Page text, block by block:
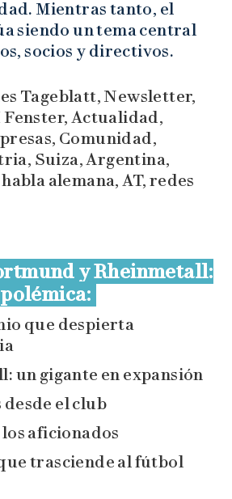
Mientras tanto, el
siendo un tema central
socios y directivos.
y Rheinmetall:
que despierta
un gigante en expansión
desde el club
aficionados
trasciende al fútbol